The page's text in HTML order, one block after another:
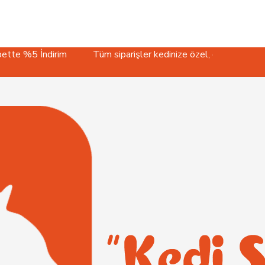
Tüm siparişler kedinize özel, özenli paketle gönderilir.